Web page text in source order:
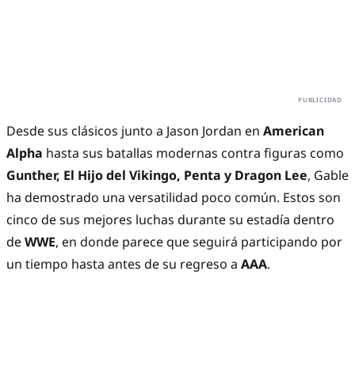
Desde sus clásicos junto a Jason Jordan en American
Alpha hasta sus batallas modernas contra figuras como
Gunther, El Hijo del Vikingo, Penta y Dragon Lee, Gable
ha demostrado una versatilidad poco común. Estos son
cinco de sus mejores luchas durante su estadía dentro
deWWE, en donde parece que seguirá participando por
un tiempo hasta antes de su regreso a AAA.